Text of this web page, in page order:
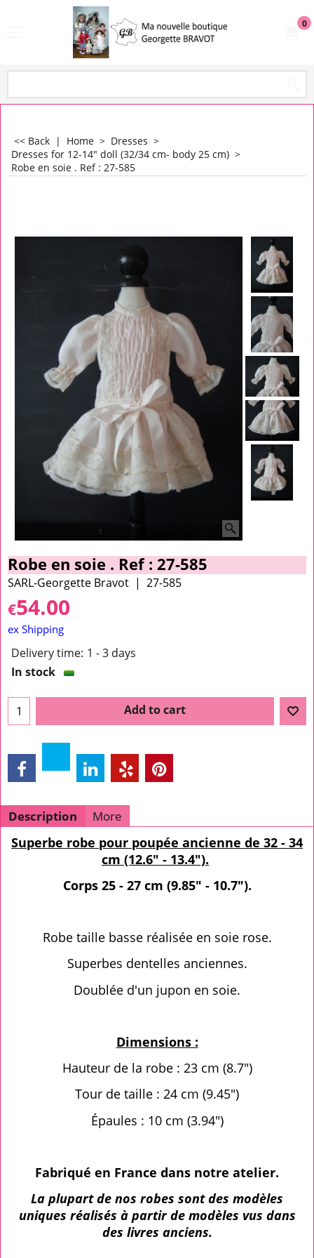
0
<< Back | Home > Dresses >
Dresses for 12-14" doll (32/34 cm- body 25 cm) >
Robe en soie . Ref : 27-585
Robe en soie . Ref : 27-585
SARL-Georgette Bravot 27-585
€54.00
ex Shipping
Delivery time: 1 - 3 days
In stock
Add to cart
Description More
Superbe robe pour poupée ancienne de 32 - 34
cm (12.6" - 13.4").
Corps 25 - 27 cm (9.85" - 10.7").
Robe taille basse réalisée en soie rose.
Superbes dentelles anciennes.
Doublée d'un jupon en soie.
Dimensions :
Hauteur de la robe : 23 cm (8.7")
Tour de taille : 24 cm (9.45")
Épaules : 10 cm (3.94")
Fabriqué en France dans notre atelier.
La plupart de nos robes sont des modèles
uniques réalisés à partir de modèles vus dans
des livres anciens.